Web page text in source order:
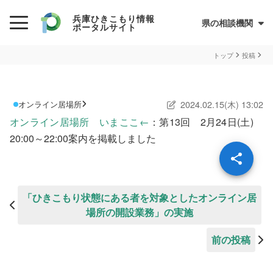
兵庫ひきこもり情報
ポータルサイト 県の相談機関
兵庫県ひきこもり総合支援センター
ひきこもり当事者のためのQ&A集
サイトについて
情報について
お住まいの市町での支援
トップ 投稿
オンライン居場所 2024.02.15(木) 13:02
オンライン居場所 いまここ← ：第13回 2月24日(土)
20:00～22:00案内を掲載しました
「ひきこもり状態にある者を対象としたオンライン居
場所の開設業務」の実施
前の投稿